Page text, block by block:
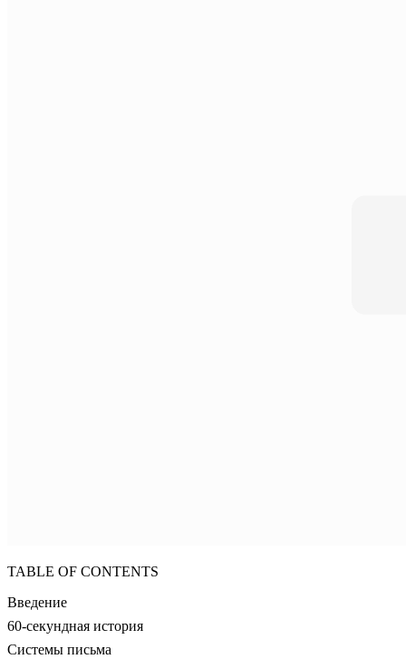
TABLE OF CONTENTS
Введение
60-секундная история
Системы письма